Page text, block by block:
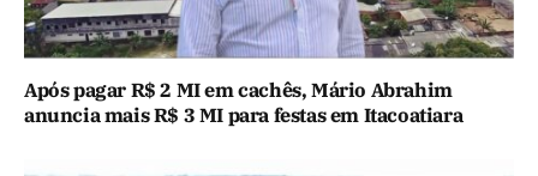
Após pagar R$ 2 MI em cachês, Mário Abrahim
anuncia mais R$ 3 MI para festas em Itacoatiara